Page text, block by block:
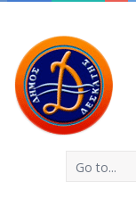
Go to...